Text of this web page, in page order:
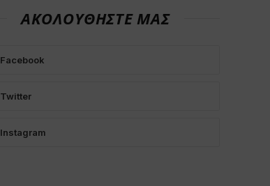
ΑΚΟΛΟΥΘΗΣΤΕ ΜΑΣ
Facebook
Twitter
Instagram